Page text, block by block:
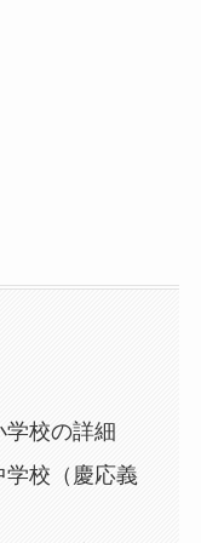
学校の詳細
校（慶応義